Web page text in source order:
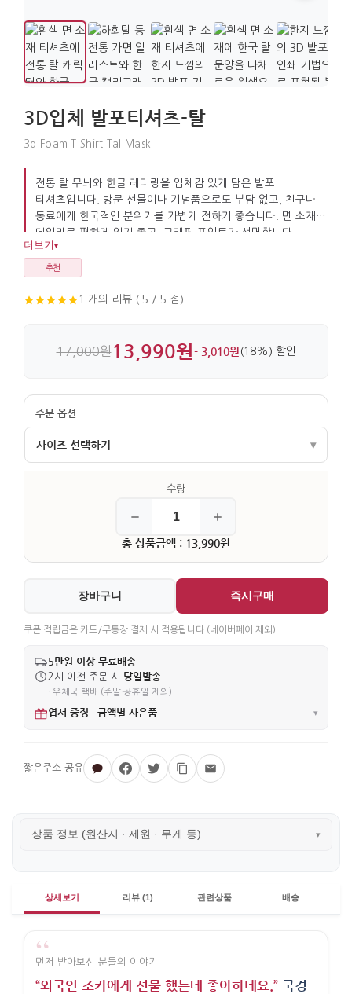
3D입체 발포티셔츠-탈
3d Foam T Shirt Tal Mask
전통 탈 무늬와 한글 레터링을 입체감 있게 담은 발포
티셔츠입니다. 방문 선물이나 기념품으로도 부담 없고, 친구나
동료에게 한국적인 분위기를 가볍게 전하기 좋습니다. 면 소재라
데일리로 편하게 입기 좋고, 그래픽 포인트가 선명합니다.
더보기 ▾
추천
1 개의 리뷰 ( 5 / 5 점)
17,000원13,990원- 3,010원 (18%) 할인
사이즈 선택하기 ▾
XXL (13,990원)
총 상품금액 : 13,990원
장바구니 즉시구매
쿠폰·적립금은 카드/무통장 결제 시 적용됩니다 (네이버페이 제외)
5만원 이상 무료배송
2시 이전 주문 시 당일발송
· 우체국 택배 (주말·공휴일 제외)
엽서 증정 · 금액별 사은품 ▾
상품 정보 (원산지 · 제원 · 무게 등) ▾
상세보기 리뷰 (1) 관련상품 배송
“
먼저 받아보신 분들의 이야기
“외국인 조카에게 선물 했는데 좋아하네요.” 국경